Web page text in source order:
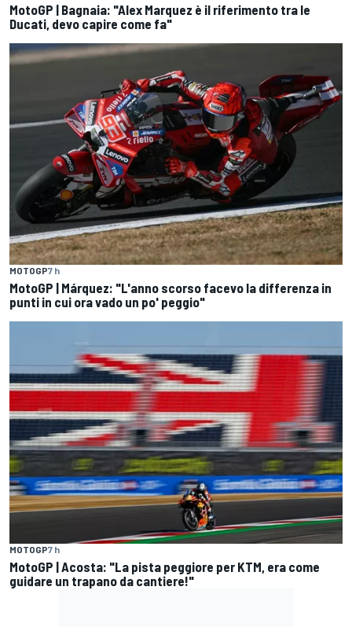
MotoGP | Bagnaia: "Alex Marquez è il riferimento tra le
Ducati, devo capire come fa"
MOTOGP7 h
MotoGP | Márquez: "L'anno scorso facevo la differenza in
punti in cui ora vado un po' peggio"
MOTOGP7 h
MotoGP | Acosta: "La pista peggiore per KTM, era come
guidare un trapano da cantiere!"